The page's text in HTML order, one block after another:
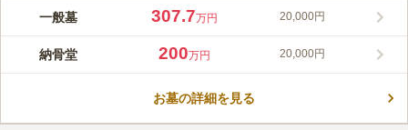
渋谷山親王院 東福寺は、渋谷区内最古の寺院として知られてい
のが特徴です。 園内は、都心にありながらも自然に囲まれてお
り、陽当り良好です。明るい雰囲気の中、落ち着いた気持ちでお
墓」の二種類が選べます。
この霊園はまだ誰からも評価されていません。
一般墓 307.7万円 20,000円
納骨堂 200万円 20,000円
お墓の詳細を見る